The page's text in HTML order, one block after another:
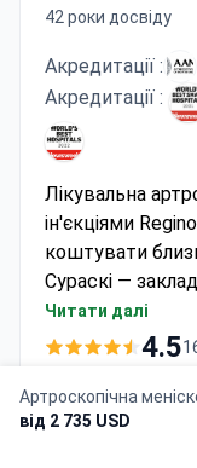
Артроскопічна
від 2 735 USD
42 роки досвіду
Акредитації :
Акредитації :
Лікувальна
ін'єкціями
коштувати
Сураскі —
входить до
медичного
діагностику
Читати далі
4.5
ДІАГНОСТИКИ
Онлайн-